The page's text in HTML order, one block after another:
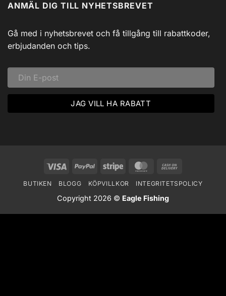
Svadlings
Guidade
Isfiske
i
Dalarna:
Ett
Vinteräventyr
i
ANMÄL DIG TILL NYHETSBREVET
Gå med i nyhetsbrevet och få tillgång till rabattkoder,
erbjudanden och tips.
Visa PayPal Stripe MasterCard
Delivery
BUTIKEN BLOGG KÖPVILLKOR INTEGRITETSPOLICY
Copyright 2026 © Eagle Fishing